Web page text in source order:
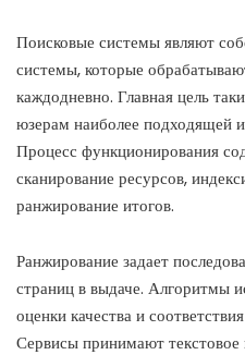
Поисковые системы являют
системы, которые
каждодневно. Главная цель
юзерам наиболее подходящей
Процесс функционирования
сканирование ресурсов,
ранжирование итогов.
Ранжирование задает
страниц в выдаче. Алгоритмы
оценки качества и
Сервисы принимают текстовое